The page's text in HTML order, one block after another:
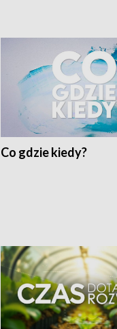
Co gdzie kiedy?